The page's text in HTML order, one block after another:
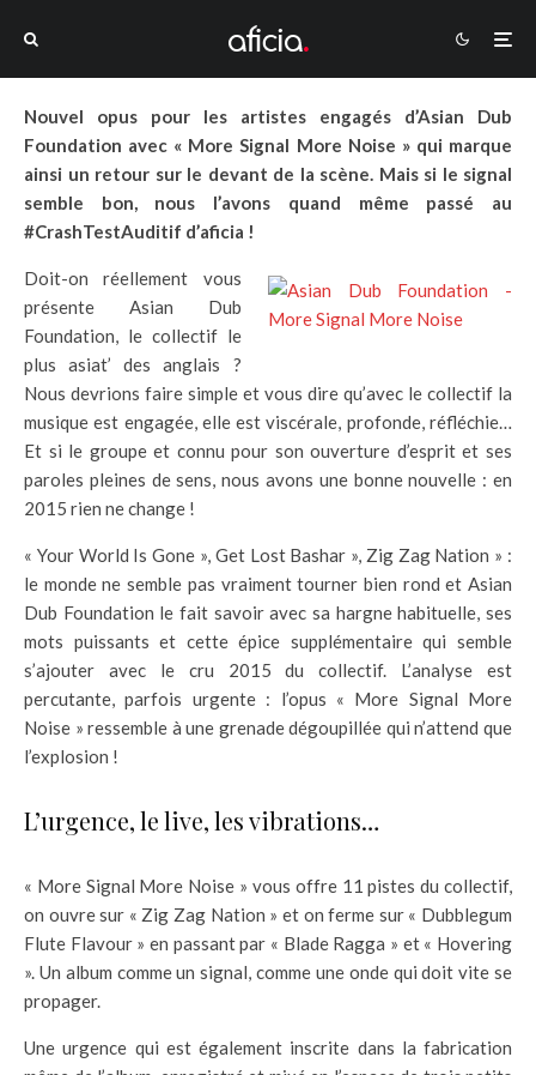
Nouvel opus pour les artistes engagés d’Asian Dub
Foundation avec « More Signal More Noise » qui marque
ainsi un retour sur le devant de la scène. Mais si le signal
semble bon, nous l’avons quand même passé au
#CrashTestAuditif d’aficia !
Doit-on réellement vous
présente Asian Dub
Foundation, le collectif le
plus asiat’ des anglais ?
Nous devrions faire simple et vous dire qu’avec le collectif la
musique est engagée, elle est viscérale, profonde, réfléchie…
Et si le groupe et connu pour son ouverture d’esprit et ses
paroles pleines de sens, nous avons une bonne nouvelle : en
2015 rien ne change !
« Your World Is Gone », Get Lost Bashar », Zig Zag Nation » :
le monde ne semble pas vraiment tourner bien rond et Asian
Dub Foundation le fait savoir avec sa hargne habituelle, ses
mots puissants et cette épice supplémentaire qui semble
s’ajouter avec le cru 2015 du collectif. L’analyse est
percutante, parfois urgente : l’opus « More Signal More
Noise » ressemble à une grenade dégoupillée qui n’attend que
l’explosion !
L’urgence, le live, les vibrations…
« More Signal More Noise » vous offre 11 pistes du collectif,
on ouvre sur « Zig Zag Nation » et on ferme sur « Dubblegum
Flute Flavour » en passant par « Blade Ragga » et « Hovering
». Un album comme un signal, comme une onde qui doit vite se
propager.
Une urgence qui est également inscrite dans la fabrication